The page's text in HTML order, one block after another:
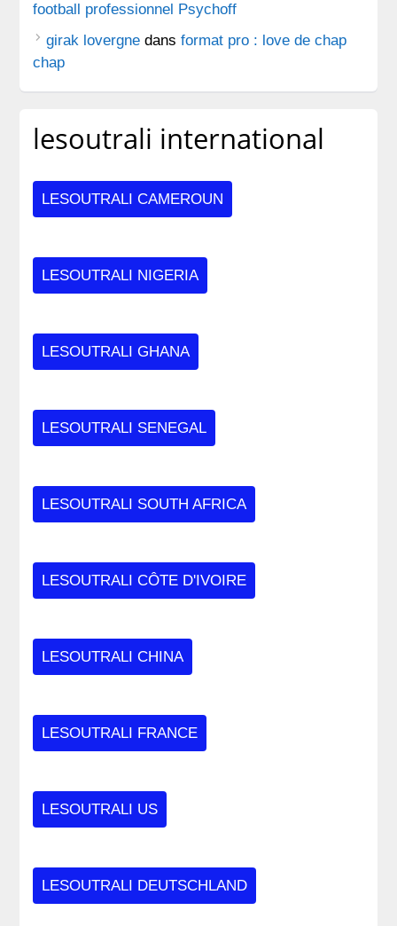
football professionnel Psychoff
girak lovergne dansformat pro : love de chap
chap
lesoutrali international
LESOUTRALI CAMEROUN
LESOUTRALI NIGERIA
LESOUTRALI GHANA
LESOUTRALI SENEGAL
LESOUTRALI SOUTH AFRICA
LESOUTRALI CÔTE D'IVOIRE
LESOUTRALI CHINA
LESOUTRALI FRANCE
LESOUTRALI US
LESOUTRALI DEUTSCHLAND